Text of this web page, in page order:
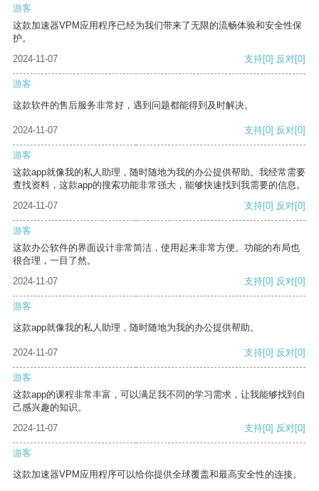
游客
这款加速器VPM应用程序已经为我们带来了无限的流畅体验和安全性保
护。
2024-11-07
支持[0] 反对[0]
游客
这款软件的售后服务非常好，遇到问题都能得到及时解决。
2024-11-07 支持[0] 反对[0]
游客
这款app就像我的私人助理，随时随地为我的办公提供帮助。我经常需要
查找资料，这款app的搜索功能非常强大，能够快速找到我需要的信息。
2024-11-07
支持[0] 反对[0]
游客
这款办公软件的界面设计非常简洁，使用起来非常方便。功能的布局也
很合理，一目了然。
2024-11-07
支持[0] 反对[0]
游客
这款app就像我的私人助理，随时随地为我的办公提供帮助。
2024-11-07 支持[0] 反对[0]
游客
这款app的课程非常丰富，可以满足我不同的学习需求，让我能够找到自
己感兴趣的知识。
2024-11-07
支持[0] 反对[0]
游客
这款加速器VPM应用程序可以给你提供全球覆盖和最高安全性的连接。